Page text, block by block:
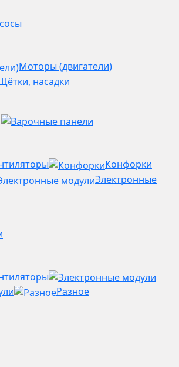
Моторы (двигатели)
насадки
Конфорки
Электронные
Разное